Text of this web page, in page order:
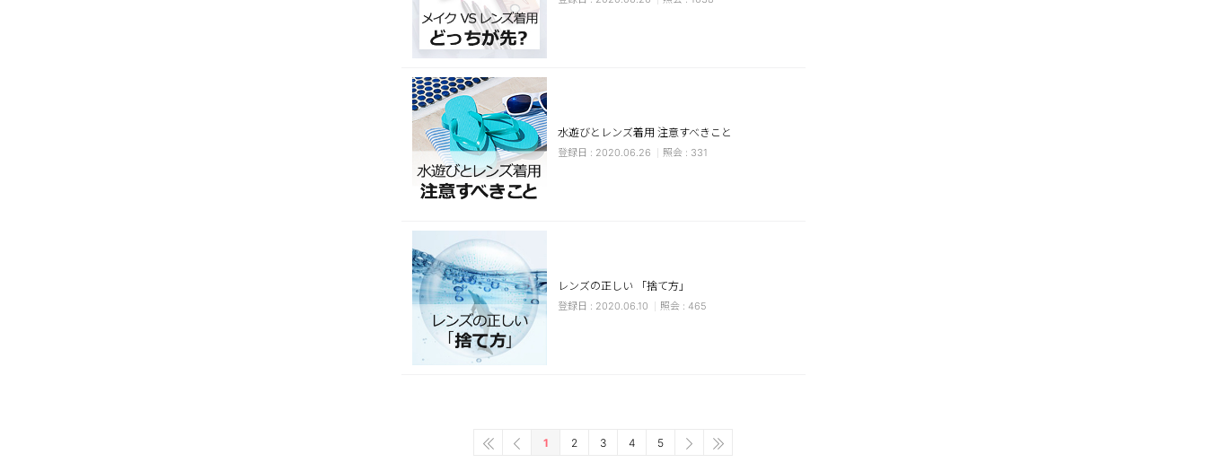
水遊びとレンズ着用 注意すべきこと
2020.06.26 331
レンズの正しい 「捨て方」
2020.06.10 465
1 2 3 4 5